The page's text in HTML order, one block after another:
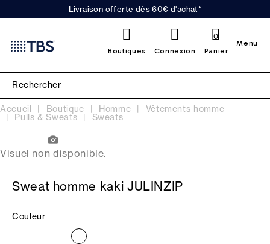
Livraison offerte dès 60€ d'achat*
Boutiques Connexion Panier
0
Menu
Accueil Boutique Homme Vêtements homme
Pulls & Sweats Sweats
Visuel non disponible.
Sweat homme kaki JULINZIP
Couleur